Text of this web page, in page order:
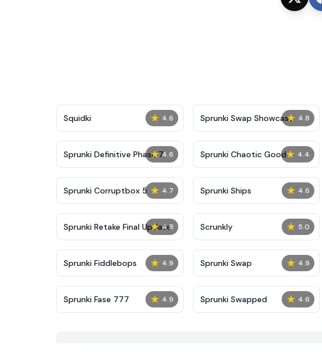
★ 4.6
Squidki ★ 4.8
Sprunki Swap Showcase
★ 4.6
Sprunki Definitive Phase 7 ★ 4.4
Sprunki Chaotic Good
★ 4.7
Sprunki Corruptbox 5 ★ 4.6
Sprunki Ships
★ 4.8
Sprunki Retake Final Update ★ 5.0
Scrunkly
★ 4.9
Sprunki Fiddlebops ★ 4.9
Sprunki Swap
★ 4.9
Sprunki Fase 777 ★ 4.6
Sprunki Swapped